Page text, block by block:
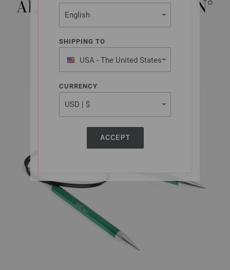
SHIPPING TO
USA - The United States
of America
CURRENCY
ACCEPT
ALUMINIUM RAINBOW N°
8,0/100CM